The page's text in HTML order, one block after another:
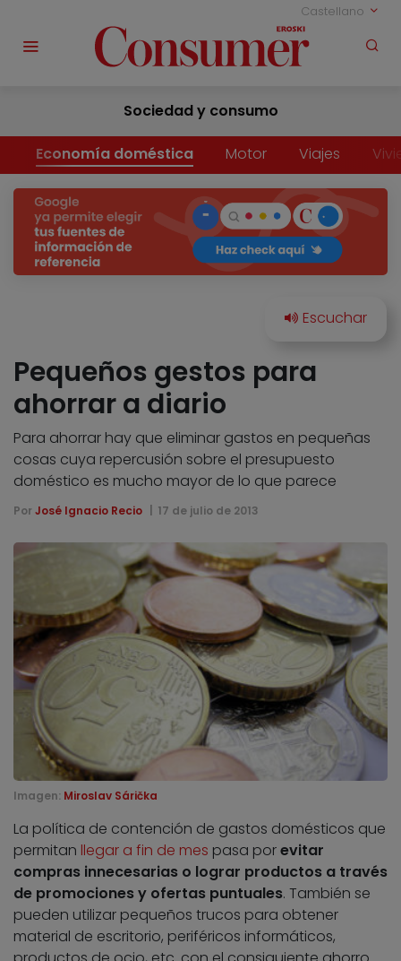
Castellano
Sociedad y consumo
Economía doméstica Motor Viajes
Pequeños gestos para
ahorrar a diario
Para ahorrar hay que eliminar gastos en pequeñas
cosas cuya repercusión sobre el presupuesto
doméstico es mucho mayor de lo que parece
Por José Ignacio Recio 17 de julio de 2013
Imagen: Miroslav Sárička
La política de contención de gastos domésticos que
permitan llegar a fin de mes pasa porevitar
compras innecesarias o lograr productos a través
de promociones y ofertas puntuales. También se
pueden utilizar pequeños trucos para obtener
material de escritorio, periféricos informáticos,